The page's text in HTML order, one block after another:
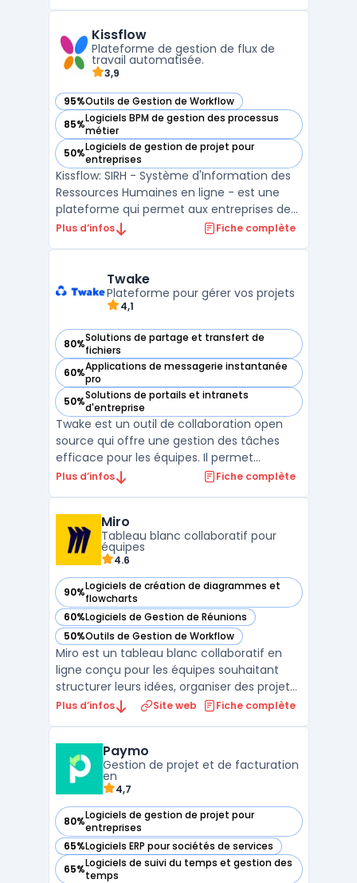
service management processes and
improve the overall efficien ...
Kissflow
Plateforme de gestion de flux de
travail automatisée.
3,9
95%Outils de Gestion de Workflow
— voir Kissflow dans cette catégorie
85%Logiciels BPM de gestion des processus
métier
— voir Kissflow dans cette catégorie
50%Logiciels de gestion de projet pour
entreprises
— voir Kissflow dans cette catégorie
Kissflow: SIRH - Système d'Information des
Ressources Humaines en ligne - est une
plateforme qui permet aux entreprises de
gérer efficacement les processus de
encore. Avec Kissflow, les processus sont
automatisés, ce qui p ...
Plus d’infos Fiche complète
Twake
Plateforme pour gérer vos projets
4,1
80%Solutions de partage et transfert de
fichiers
— voir Twake dans cette catégorie
60%Applications de messagerie instantanée
pro
— voir Twake dans cette catégorie
50%Solutions de portails et intranets
d'entreprise
— voir Twake dans cette catégorie
Twake est un outil de collaboration open
source qui offre une gestion des tâches
efficace pour les équipes. Il permet
d'organiser les tâches, les projets, le
travail en équipe plus productif et plus
facile, grâce à u ...
Plus d’infos Fiche complète
Miro
Tableau blanc collaboratif pour
équipes
4.6
90%Logiciels de création de diagrammes et
flowcharts
— voir Miro dans cette catégorie
60%Logiciels de Gestion de Réunions
— voir Miro dans cette catégorie
50%Outils de Gestion de Workflow
— voir Miro dans cette catégorie
Miro est un tableau blanc collaboratif en
ligne conçu pour les équipes souhaitant
structurer leurs idées, organiser des projets
et faciliter la créativité en groupe. Cet outil
créer des cartes mentales et construire des
Plus d’infos Site web Fiche complète
Paymo
Gestion de projet et de facturation
en
4,7
80%Logiciels de gestion de projet pour
entreprises
— voir Paymo dans cette catégorie
65%Logiciels ERP pour sociétés de services
— voir Paymo dans cette catégorie
65%Logiciels de suivi du temps et gestion des
temps
— voir Paymo dans cette catégorie